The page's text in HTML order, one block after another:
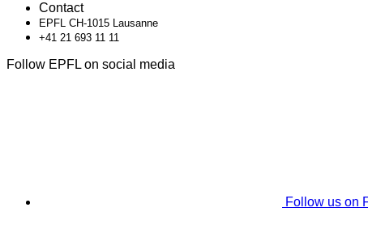
Contact
EPFL CH-1015 Lausanne
+41 21 693 11 11
Follow EPFL on social media
Follow us on